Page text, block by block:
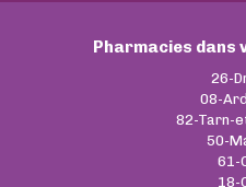
Pharmacies dans
26-
08-
82-Tarn-
50-
61-
18-